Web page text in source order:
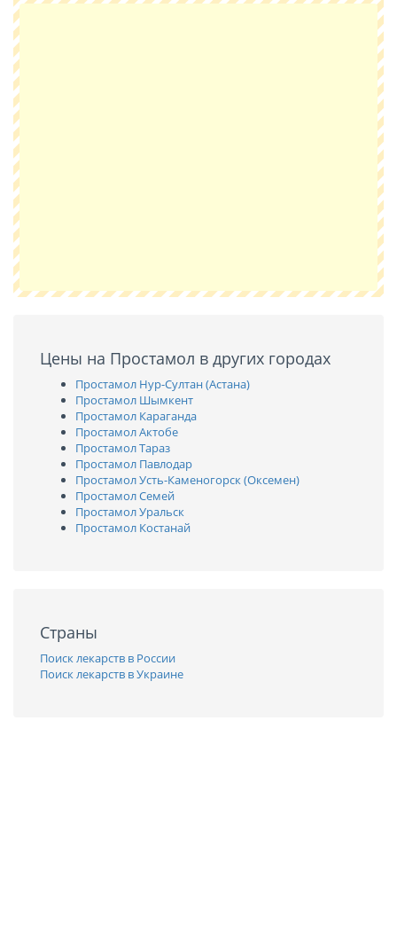
Цены на Простамол в других городах
Простамол Нур-Султан (Астана)
Простамол Шымкент
Простамол Караганда
Простамол Актобе
Простамол Тараз
Простамол Павлодар
Простамол Усть-Каменогорск (Оксемен)
Простамол Семей
Простамол Уральск
Простамол Костанай
Страны
Поиск лекарств в России
Поиск лекарств в Украине